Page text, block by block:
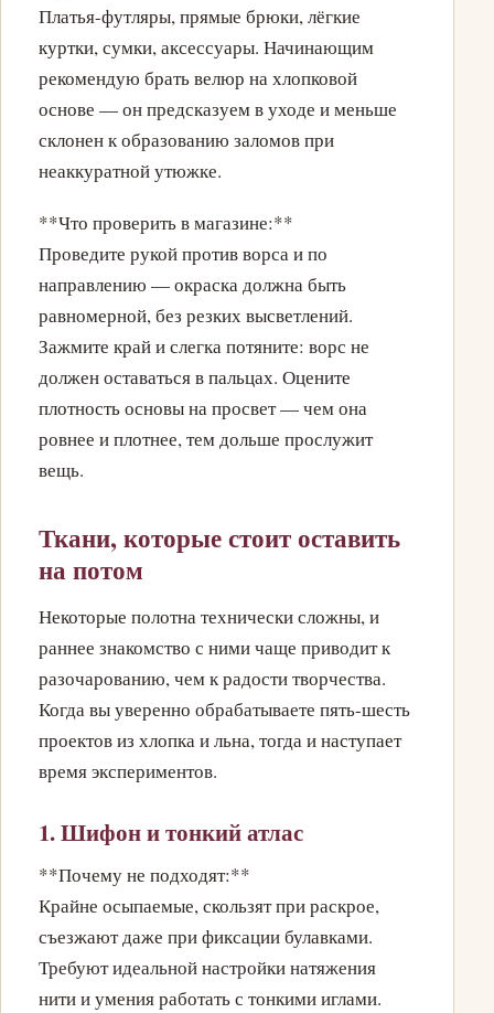
Платья-футляры, прямые брюки, лёгкие
куртки, сумки, аксессуары. Начинающим
рекомендую брать велюр на хлопковой
основе — он предсказуем в уходе и меньше
склонен к образованию заломов при
неаккуратной утюжке.
**Что проверить в магазине:**
Проведите рукой против ворса и по
направлению — окраска должна быть
равномерной, без резких высветлений.
Зажмите край и слегка потяните: ворс не
должен оставаться в пальцах. Оцените
плотность основы на просвет — чем она
ровнее и плотнее, тем дольше прослужит
вещь.
Ткани, которые стоит оставить
на потом
Некоторые полотна технически сложны, и
раннее знакомство с ними чаще приводит к
разочарованию, чем к радости творчества.
Когда вы уверенно обрабатываете пять-шесть
проектов из хлопка и льна, тогда и наступает
время экспериментов.
1. Шифон и тонкий атлас
**Почему не подходят:**
Крайне осыпаемые, скользят при раскрое,
съезжают даже при фиксации булавками.
Требуют идеальной настройки натяжения
нити и умения работать с тонкими иглами.